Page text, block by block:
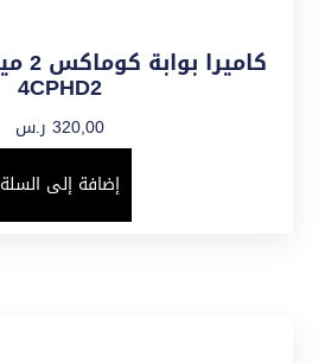
4CPHD2
320,00 ر.س
إضافة إلى السلة